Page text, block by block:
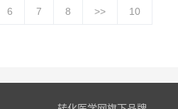
6 7 8 >> 10